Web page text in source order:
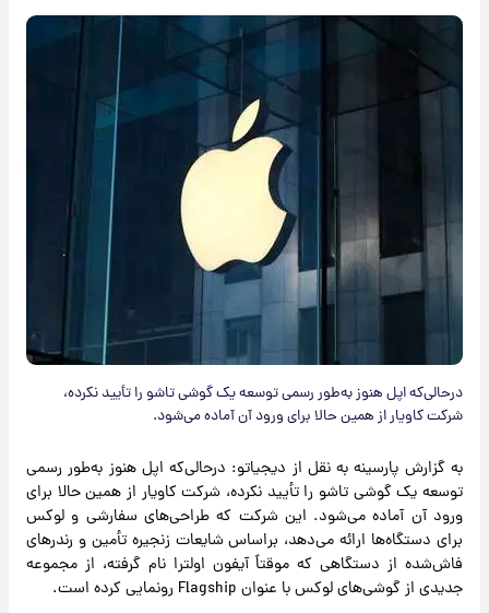
درحالی‌که اپل هنوز به‌طور رسمی توسعه یک گوشی تاشو را تأیید نکرده،
شرکت کاویار از همین حالا برای ورود آن آماده می‌شود.
به گزارش پارسینه به نقل از دیجیاتو: درحالی‌که اپل هنوز به‌طور رسمی
توسعه یک گوشی تاشو را تأیید نکرده، شرکت کاویار از همین حالا برای
ورود آن آماده می‌شود. این شرکت که طراحی‌های سفارشی و لوکس
برای دستگاه‌ها ارائه می‌دهد، براساس شایعات زنجیره تأمین و رندرهای
فاش‌شده از دستگاهی که موقتاً آیفون اولترا نام گرفته، از مجموعه
جدیدی از گوشی‌های لوکس با عنوان Flagship رونمایی کرده است.